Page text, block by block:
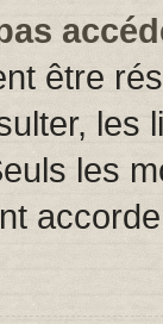
être
les
les